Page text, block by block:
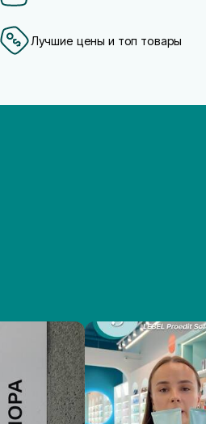
Лучшие цены и топ товары